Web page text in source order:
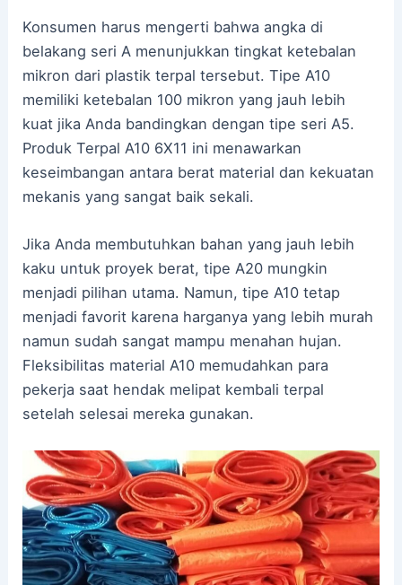
Konsumen harus mengerti bahwa angka di
belakang seri A menunjukkan tingkat ketebalan
mikron dari plastik terpal tersebut. Tipe A10
memiliki ketebalan 100 mikron yang jauh lebih
kuat jika Anda bandingkan dengan tipe seri A5.
Produk Terpal A10 6X11 ini menawarkan
keseimbangan antara berat material dan kekuatan
mekanis yang sangat baik sekali.
Jika Anda membutuhkan bahan yang jauh lebih
kaku untuk proyek berat, tipe A20 mungkin
menjadi pilihan utama. Namun, tipe A10 tetap
menjadi favorit karena harganya yang lebih murah
namun sudah sangat mampu menahan hujan.
Fleksibilitas material A10 memudahkan para
pekerja saat hendak melipat kembali terpal
setelah selesai mereka gunakan.